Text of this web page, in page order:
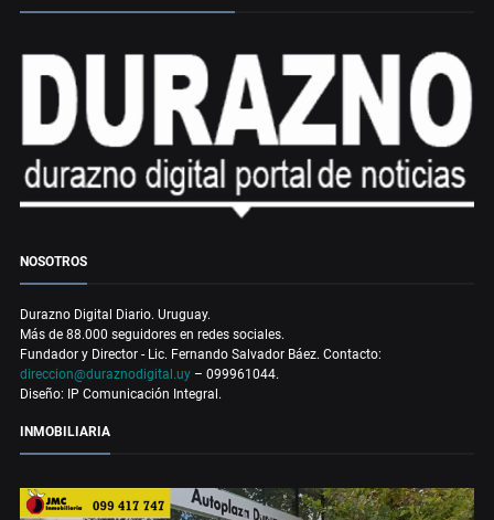
NOSOTROS
Durazno Digital Diario. Uruguay.
Más de 88.000 seguidores en redes sociales.
Fundador y Director - Lic. Fernando Salvador Báez. Contacto:
direccion@duraznodigital.uy – 099961044.
Diseño: IP Comunicación Integral.
INMOBILIARIA